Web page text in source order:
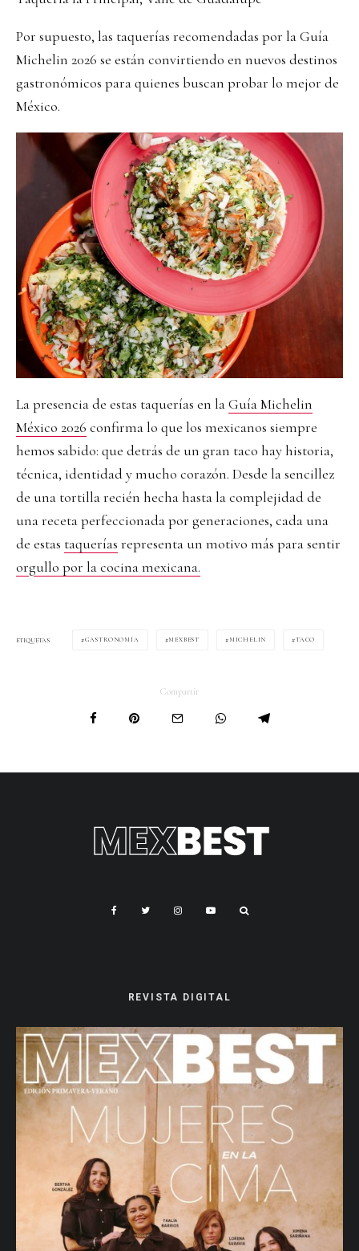
Por supuesto, las taquerías recomendadas por la Guía
Michelin 2026 se están convirtiendo en nuevos destinos
gastronómicos para quienes buscan probar lo mejor de
México.
La presencia de estas taquerías en laGuía Michelin
México 2026 confirma lo que los mexicanos siempre
hemos sabido: que detrás de un gran taco hay historia,
técnica, identidad y mucho corazón. Desde la sencillez
de una tortilla recién hecha hasta la complejidad de
una receta perfeccionada por generaciones, cada una
de estas taquerías representa un motivo más para sentir
orgullo por la cocina mexicana.
ETIQUETAS GASTRONOMÍA MEXBEST MICHELIN TACO
Compartir
REVISTA DIGITAL